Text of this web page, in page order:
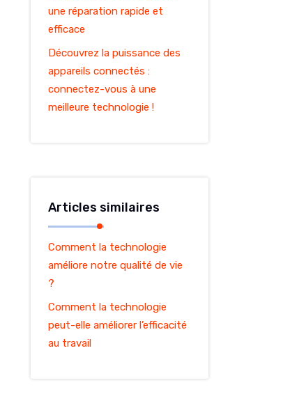
une réparation rapide et
efficace
Découvrez la puissance des
appareils connectés :
connectez-vous à une
meilleure technologie !
Articles similaires
Comment la technologie
améliore notre qualité de vie
?
Comment la technologie
peut-elle améliorer l’efficacité
au travail